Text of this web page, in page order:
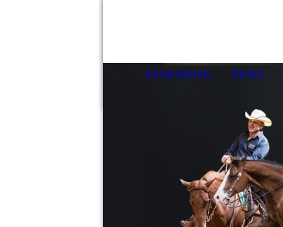
STARTSEITE NEWS